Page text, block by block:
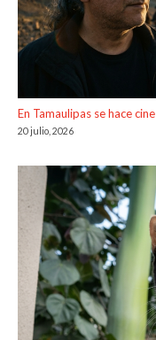
En Tamaulipas se hace cine
20 julio, 2026